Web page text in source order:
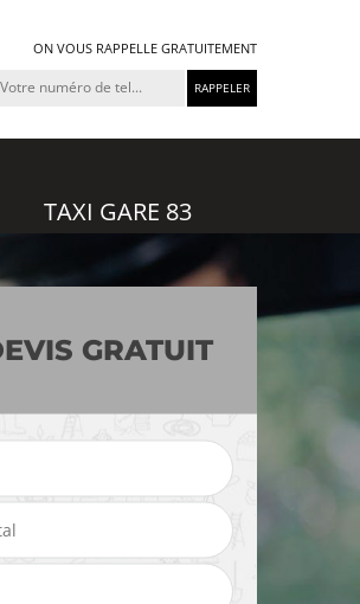
ON VOUS RAPPELLE GRATUITEMENT
TAXI GARE 83
Chauffeur privé 83 Var
GRATUIT